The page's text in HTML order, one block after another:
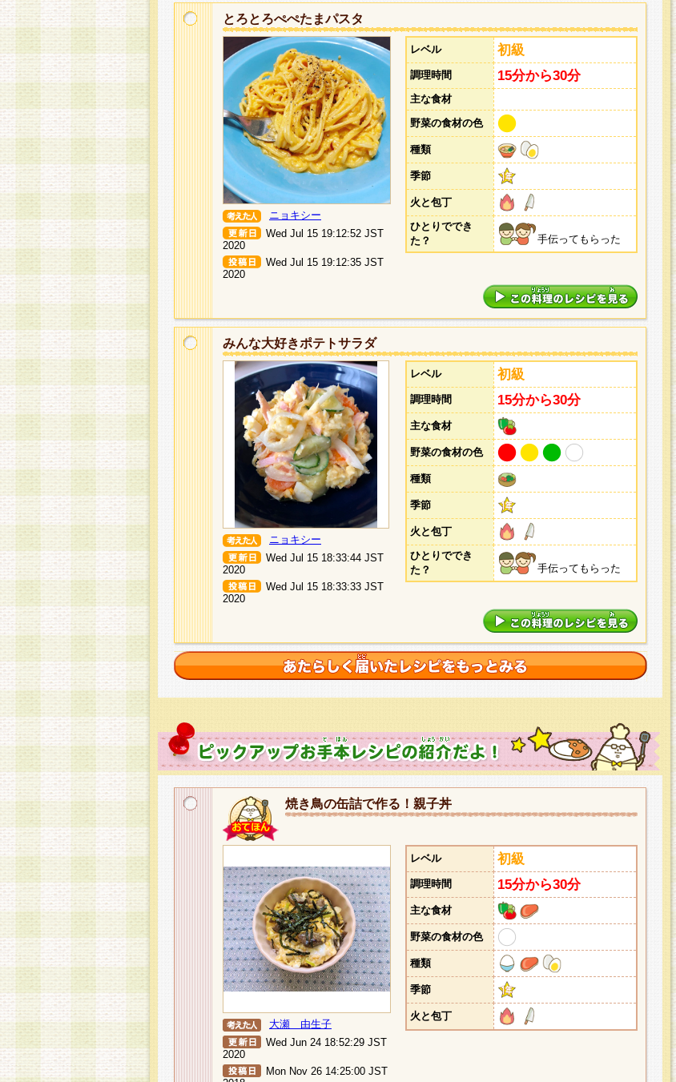
とろとろぺぺたまパスタ
ニョキシー
Wed Jul 15 19:12:52 JST
2020
Wed Jul 15 19:12:35 JST
2020
レベル 初級
調理時間 15分から30分
主な食材
野菜の食材の色
種類
季節
火と包丁
ひとりででき
た？
手伝ってもらった
みんな大好きポテトサラダ
ニョキシー
Wed Jul 15 18:33:44 JST
2020
Wed Jul 15 18:33:33 JST
2020
レベル 初級
調理時間 15分から30分
主な食材
野菜の食材の色
種類
季節
火と包丁
ひとりででき
た？
手伝ってもらった
焼き鳥の缶詰で作る！親子丼
大瀬 由生子
Wed Jun 24 18:52:29 JST
2020
Mon Nov 26 14:25:00 JST
レベル 初級
調理時間 15分から30分
主な食材
野菜の食材の色
種類
季節
火と包丁